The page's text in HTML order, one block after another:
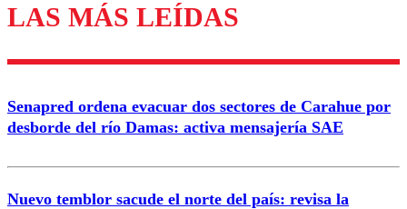
Los comentarios son moderados para garantizar un
diálogo respetuoso.
Correo
LAS MÁS LEÍDAS
Senapred ordena evacuar dos sectores de Carahue por
desborde del río Damas: activa mensajería SAE
Nuevo temblor sacude el norte del país: revisa la